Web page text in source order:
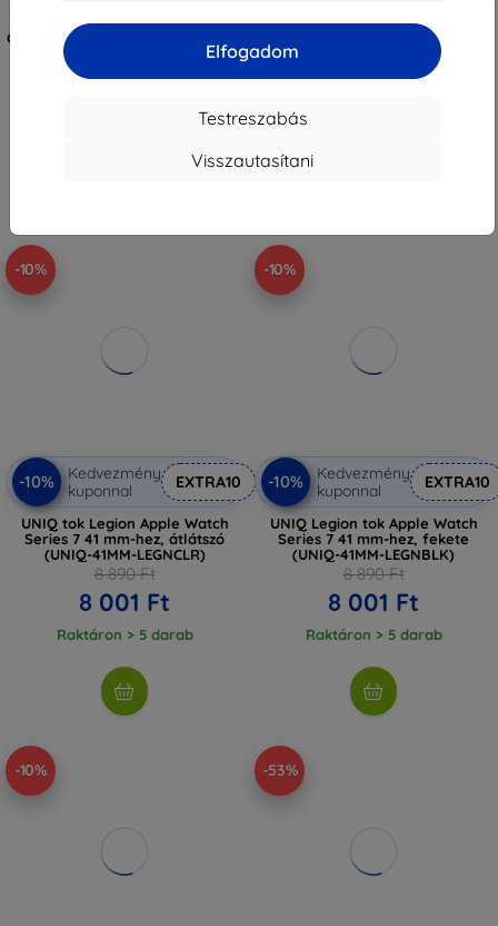
Elfogadom
Testreszabás
Visszautasítani
3MK FlexibleGlass Lite Samsung
Galaxy M53 5G M536 hibrid edzett
üveg Lite (5903108497435)
UNIQ Valencia tok Apple Watch
Series 4/5/6/7/SE 40/41 mm-hez,
grafit (UNIQ-41MM-VALGRP)
-10%
-10%
Kedvezmény
kuponnal
EXTRA10
UNIQ tok Legion Apple Watch
Series 7 41 mm-hez, átlátszó
(UNIQ-41MM-LEGNCLR)
8 890 Ft
8 001 Ft
Raktáron > 5 darab
-10%
-10%
Kedvezmény
kuponnal
EXTRA10
UNIQ Legion tok Apple Watch
Series 7 41 mm-hez, fekete
(UNIQ-41MM-LEGNBLK)
8 890 Ft
8 001 Ft
Raktáron > 5 darab
-10% -53%